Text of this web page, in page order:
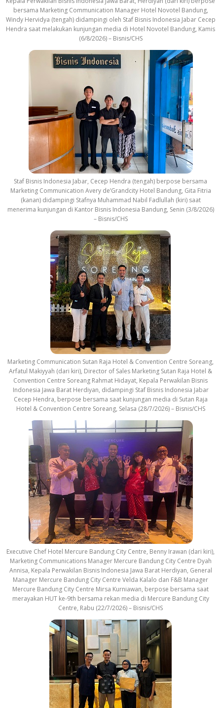
bersama Marketing Communication Manager Hotel Novotel Bandung,
Windy Hervidya (tengah) didampingi oleh Staf Bisnis Indonesia Jabar Cecep
Hendra saat melakukan kunjungan media di Hotel Novotel Bandung, Kamis
(6/8/2026) – Bisnis/CHS
Staf Bisnis Indonesia Jabar, Cecep Hendra (tengah) berpose bersama
Marketing Communication Avery de’Grandcity Hotel Bandung, Gita Fitria
(kanan) didampingi Stafnya Muhammad Nabil Fadlullah (kiri) saat
menerima kunjungan di Kantor Bisnis Indonesia Bandung, Senin (3/8/2026)
– Bisnis/CHS
Marketing Communication Sutan Raja Hotel & Convention Centre Soreang,
Arfatul Makiyyah (dari kiri), Director of Sales Marketing Sutan Raja Hotel &
Convention Centre Soreang Rahmat Hidayat, Kepala Perwakilan Bisnis
Indonesia Jawa Barat Herdiyan, didampingi Staf Bisnis Indonesia Jabar
Cecep Hendra, berpose bersama saat kunjungan media di Sutan Raja
Hotel & Convention Centre Soreang, Selasa (28/7/2026) – Bisnis/CHS
Executive Chef Hotel Mercure Bandung City Centre, Benny Irawan (dari kiri),
Marketing Communications Manager Mercure Bandung City Centre Dyah
Annisa, Kepala Perwakilan Bisnis Indonesia Jawa Barat Herdiyan, General
Manager Mercure Bandung City Centre Velda Kalalo dan F&B Manager
Mercure Bandung City Centre Mirsa Kurniawan, berpose bersama saat
merayakan HUT ke-9th bersama rekan media di Mercure Bandung City
Centre, Rabu (22/7/2026) – Bisnis/CHS